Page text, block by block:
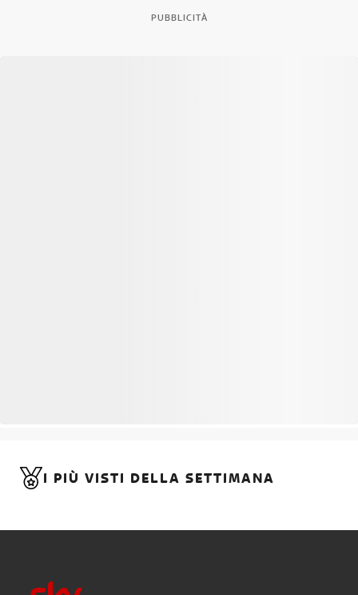
PUBBLICITÀ
I PIÙ VISTI DELLA SETTIMANA